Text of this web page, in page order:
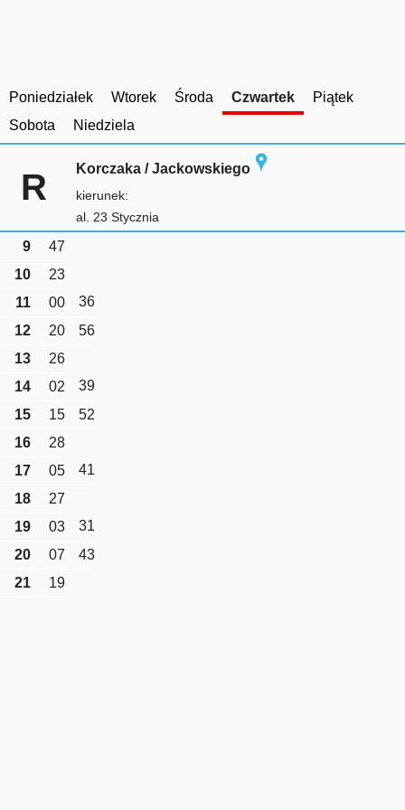
Poniedziałek Wtorek Środa Czwartek
Piątek
Sobota
Niedziela
R Korczaka / Jackowskiego
kierunek:
al. 23 Stycznia
9
47
10
23
11
00
36
12
20
56
13
26
14
02
39
15
15
52
16
28
17
05
41
18
27
19
03
31
20
07
43
21
19